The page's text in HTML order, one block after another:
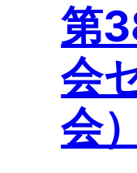
第
会
会）